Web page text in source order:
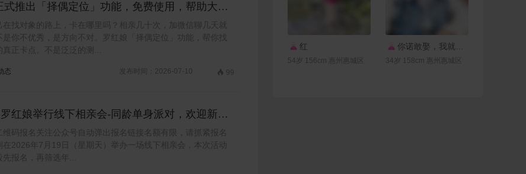
式推出「择偶定位」功能，免费使用，帮助大家
象！
在找对象的路上，卡在哪里吗？相亲几十次，加微信聊几天就
你不优秀，是方向不对。罗红娘「择偶定位」功能，帮你找
正卡点。不是泛泛的测...
态 发布时间：2026-07-10  99
红娘举行线下相亲会-同龄单身派对，欢迎新老
维码报名关注公众号自动弹出报名链接名额有限，请抓紧报名
在2026年7月19日（星期天）举办一场线下相亲会，本次活动
报名，再筛选年...
红
54岁 156cm 惠州惠城区
联系Ta
你诺敢娶，我就敢嫁，
34岁 158cm 惠州惠城区